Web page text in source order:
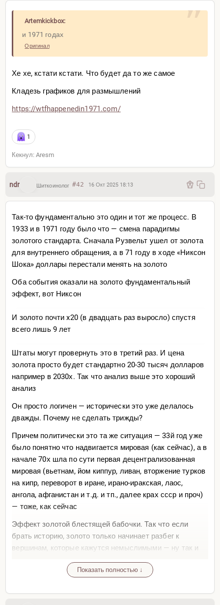
Artemkickbox:
и 1971 годах
Оригинал
Хе хе, кстати кстати. Что будет да то же самое
Кладезь графиков для размышлений
https://wtfhappenedin1971.com/
1
Кекнул: Aresm
ndr Шиткоинолог #42 16 Окт 2025 18:13
Так-то фундаментально это один и тот же процесс. В
1933 и в 1971 году было что — смена парадигмы
золотого стандарта. Сначала Рузвельт ушел от золота
для внутреннего обращения, а в 71 году в ходе «Никсон
Шока» доллары перестали менять на золото
Оба события оказали на золото фундаментальный
эффект, вот Никсон
И золото почти x20 (в двадцать раз выросло) спустя
всего лишь 9 лет
Штаты могут провернуть это в третий раз. И цена
золота просто будет стандартно 20-30 тысяч долларов
например в 2030х. Так что анализ выше это хороший
анализ
Он просто логичен — исторически это уже делалось
дважды. Почему не сделать трижды?
Причем политически это та же ситуация — 33й год уже
было понятно что надвигается мировая (как сейчас), а в
начале 70х шла по сути первая децентрализованная
мировая (вьетнам, йом киппур, ливан, вторжение турков
на кипр, переворот в иране, ирано-иракская, лаос,
ангола, афганистан и т.д. и тп., далее крах ссср и проч)
— тоже, как сейчас
Эффект золотой блестящей бабочки. Так что если
брать историю, золото только начинает разбег к
вершинам, которые кажутся немыслимыми — ну так и
В таком случае сейчас это не ценовые рекорды —
Показать полностью ↓